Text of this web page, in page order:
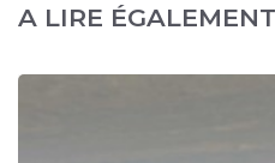
A LIRE ÉGALEMENT